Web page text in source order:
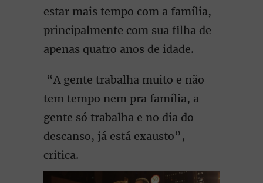
estar mais tempo com a família,
principalmente com sua filha de
apenas quatro anos de idade.
“A gente trabalha muito e não
tem tempo nem pra família, a
gente só trabalha e no dia do
descanso, já está exausto”,
critica.